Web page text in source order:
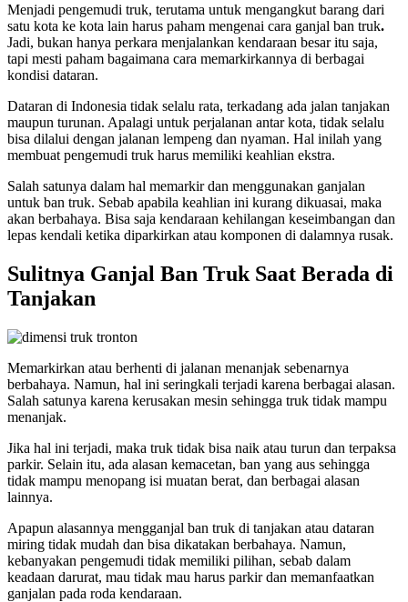
Menjadi pengemudi truk, terutama untuk mengangkut barang dari
satu kota ke kota lain harus paham mengenai cara ganjal ban truk.
Jadi, bukan hanya perkara menjalankan kendaraan besar itu saja,
tapi mesti paham bagaimana cara memarkirkannya di berbagai
kondisi dataran.
Dataran di Indonesia tidak selalu rata, terkadang ada jalan tanjakan
maupun turunan. Apalagi untuk perjalanan antar kota, tidak selalu
bisa dilalui dengan jalanan lempeng dan nyaman. Hal inilah yang
membuat pengemudi truk harus memiliki keahlian ekstra.
Salah satunya dalam hal memarkir dan menggunakan ganjalan
untuk ban truk. Sebab apabila keahlian ini kurang dikuasai, maka
akan berbahaya. Bisa saja kendaraan kehilangan keseimbangan dan
lepas kendali ketika diparkirkan atau komponen di dalamnya rusak.
Sulitnya Ganjal Ban Truk Saat Berada di
Tanjakan
Memarkirkan atau berhenti di jalanan menanjak sebenarnya
berbahaya. Namun, hal ini seringkali terjadi karena berbagai alasan.
Salah satunya karena kerusakan mesin sehingga truk tidak mampu
menanjak.
Jika hal ini terjadi, maka truk tidak bisa naik atau turun dan terpaksa
parkir. Selain itu, ada alasan kemacetan, ban yang aus sehingga
tidak mampu menopang isi muatan berat, dan berbagai alasan
lainnya.
Apapun alasannya mengganjal ban truk di tanjakan atau dataran
miring tidak mudah dan bisa dikatakan berbahaya. Namun,
kebanyakan pengemudi tidak memiliki pilihan, sebab dalam
keadaan darurat, mau tidak mau harus parkir dan memanfaatkan
ganjalan pada roda kendaraan.